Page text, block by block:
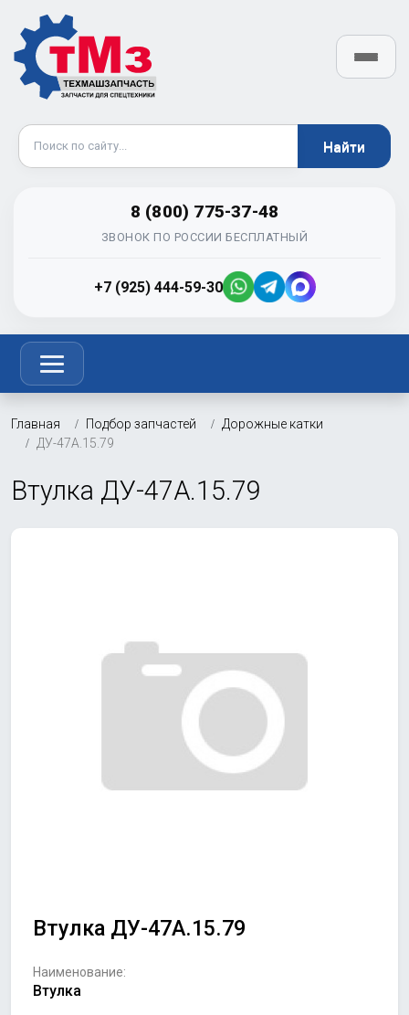
8 (800) 775-37-48
ЗВОНОК ПО РОССИИ БЕСПЛАТНЫЙ
+7 (925) 444-59-30
Главная Подбор запчастей
Дорожные катки
ДУ-47А.15.79
Втулка ДУ-47А.15.79
Втулка ДУ-47А.15.79
Наименование:
Втулка